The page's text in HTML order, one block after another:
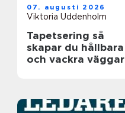
07. augusti 2026
Viktoria Uddenholm
Tapetsering så
skapar du hållbara
och vackra väggar